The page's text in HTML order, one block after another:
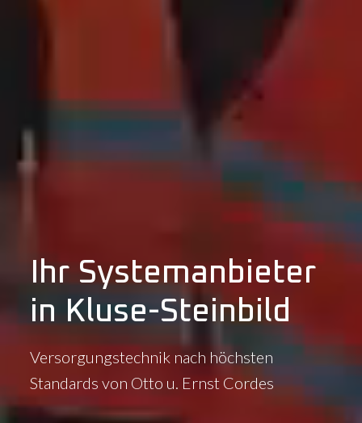
Ihr Systemanbieter
in Kluse-Steinbild
Versorgungstechnik nach höchsten
Standards von Otto u. Ernst Cordes